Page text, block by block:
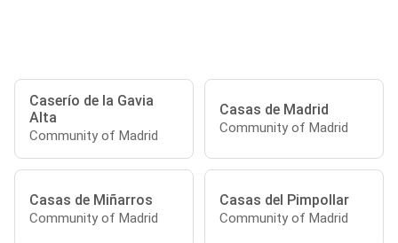
Caserío de la Gavia
Alta
Community of Madrid
Casas de Madrid
Community of Madrid
Casas de Miñarros
Community of Madrid
Casas del Pimpollar
Community of Madrid